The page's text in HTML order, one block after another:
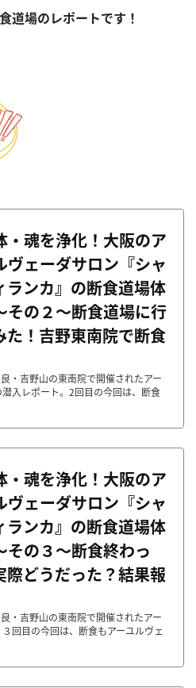
道場のレポートです！
・魂を浄化！大阪のア
ヴェーダサロン『シャ
ランカ』の断食道場体
その２〜断食道場に行
た！吉野東南院で断食
・吉野山の東南院で開催されたアー
入レポート。2回目の今回は、断食
・魂を浄化！大阪のア
ヴェーダサロン『シャ
ランカ』の断食道場体
その３〜断食終わっ
際どうだった？結果報
・吉野山の東南院で開催されたアー
回目の今回は、断食もアーユルヴェ